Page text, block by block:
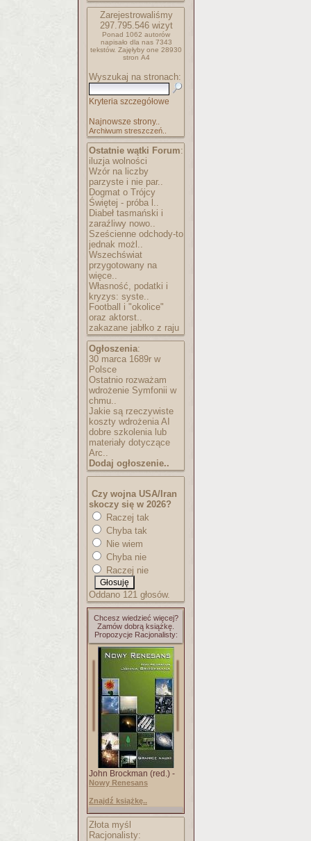
Zarejestrowaliśmy
297.795.546wizyt
Ponad 1062 autorów
napisało dla nas 7343
tekstów. Zajęłyby one 28930
stron A4
Wyszukaj na stronach:
Kryteria szczegółowe
Najnowsze strony..
Archiwum streszczeń..
Ostatnie wątki Forum:
iluzja wolności
Wzór na liczby
parzyste i nie par..
Dogmat o Trójcy
Świętej - próba l..
Diabeł tasmański i
zaraźliwy nowo..
Sześcienne odchody-to
jednak możl..
Wszechświat
przygotowany na
więce..
Własność, podatki i
kryzys: syste..
Football i "okolice"
oraz aktorst..
zakazane jabłko z raju
Ogłoszenia:
30 marca 1689r w
Polsce
Ostatnio rozważam
wdrożenie Symfonii w
chmu..
Jakie są rzeczywiste
koszty wdrożenia AI
dobre szkolenia lub
materiały dotyczące
Arc..
Dodaj ogłoszenie..
Czy wojna USA/Iran
skoczy się w 2026?
Raczej tak
Chyba tak
Nie wiem
Chyba nie
Raczej nie
Oddano 121 głosów.
Chcesz wiedzieć więcej?
Zamów dobrą książkę.
Propozycje Racjonalisty:
John Brockman (red.) -
Nowy Renesans
Znajdź książkę..
Złota myśl
Racjonalisty: